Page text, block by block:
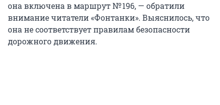
она включена в маршрут № 196, — обратили
внимание читатели «Фонтанки». Выяснилось, что
она не соответствует правилам безопасности
дорожного движения.